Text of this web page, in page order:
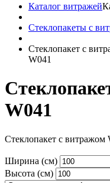
Каталог витражей
Стеклопакеты с
Стеклопакет с
W041
W041
Стеклопакет с витражом
Ширина (см)
Высота (см)